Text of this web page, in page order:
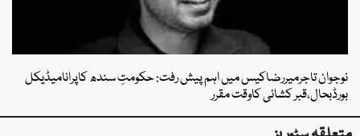
نوجوان تاجرمیررضاکیس میں اہم پیش رفت: حکومتِ سندھ کاپرانامیڈیکل
بورڈبحال،قبر کشائی کاوقت مقرر